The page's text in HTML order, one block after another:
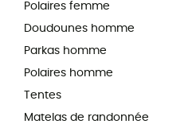
Polaires femme
Doudounes homme
Parkas homme
Polaires homme
Tentes
Matelas de randonnée